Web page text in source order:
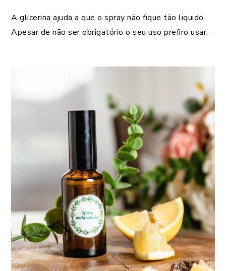
A glicerina ajuda a que o spray não fique tão liquido.
Apesar de não ser obrigatório o seu uso prefiro usar.